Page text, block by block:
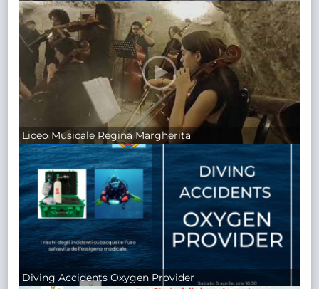
Liceo Musicale Regina Margherita
Diving Accidents Oxygen Provider